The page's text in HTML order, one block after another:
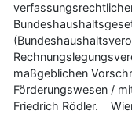
maßgeblichen
Förderungswesen /
Friedrich Rödler.